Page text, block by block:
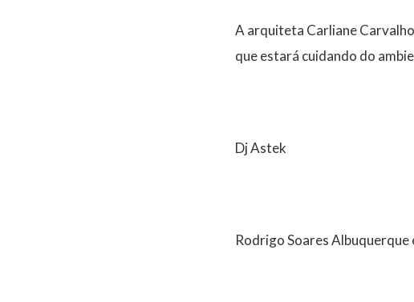
A arquiteta Carliane
que estará cuidando do
Dj Astek
Rodrigo Soares Albuquerque